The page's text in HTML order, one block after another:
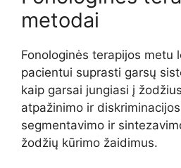
metodai
Fonologinės terapijos metu
pacientui suprasti garsų
kaip garsai jungiasi į
atpažinimo ir
segmentavimo ir
žodžių kūrimo žaidimus.